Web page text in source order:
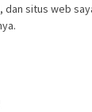
dan situs web